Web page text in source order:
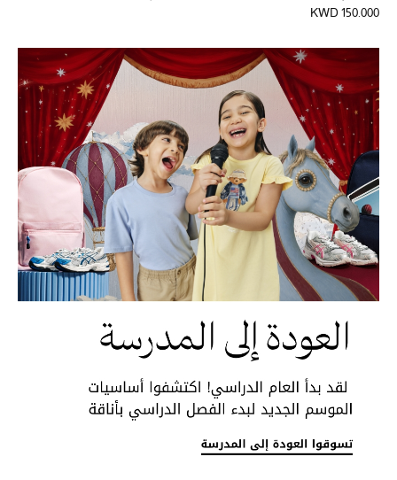
الحقائب النسائية
دليل ملتزمات الحقائب
حقائب رجالية
حقائب الأطفال
أبرز المصممين
أبرز الحقائب
تسوقوا الحقائب
الموسم الجديد
KWD 150.000